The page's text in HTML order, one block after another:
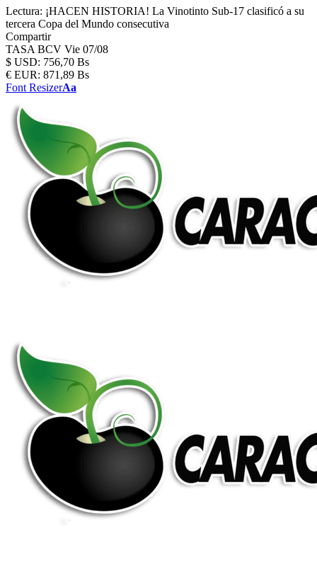
Lectura: ¡HACEN HISTORIA! La Vinotinto Sub-17 clasificó a su
tercera Copa del Mundo consecutiva
Compartir
TASA BCV Vie 07/08
$ USD: 756,70 Bs
€ EUR: 871,89 Bs
Font ResizerAa